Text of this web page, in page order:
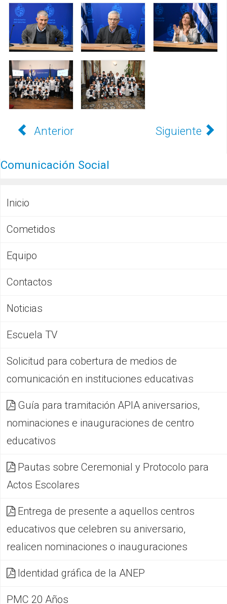
Anterior Siguiente
Comunicación Social
Inicio
Cometidos
Equipo
Contactos
Noticias
Escuela TV
Solicitud para cobertura de medios de
comunicación en instituciones educativas
Guía para tramitación APIA aniversarios,
nominaciones e inauguraciones de centro
educativos
Pautas sobre Ceremonial y Protocolo para
Actos Escolares
Entrega de presente a aquellos centros
educativos que celebren su aniversario,
realicen nominaciones o inauguraciones
Identidad gráfica de la ANEP
PMC 20 Años